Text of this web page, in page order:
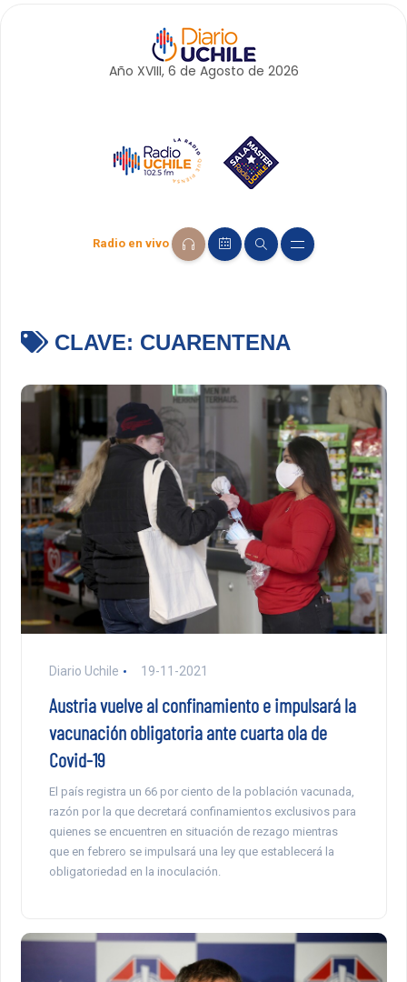
Año XVIII, 6 de Agosto de 2026
Radio en vivo
CLAVE: CUARENTENA
Diario Uchile 19-11-2021
Austria vuelve al confinamiento e impulsará la
vacunación obligatoria ante cuarta ola de
Covid-19
El país registra un 66 por ciento de la población vacunada,
razón por la que decretará confinamientos exclusivos para
quienes se encuentren en situación de rezago mientras
que en febrero se impulsará una ley que establecerá la
obligatoriedad en la inoculación.